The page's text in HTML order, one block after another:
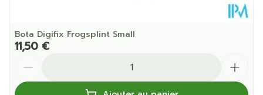
Bota Digifix Frogsplint Small
11,50 €